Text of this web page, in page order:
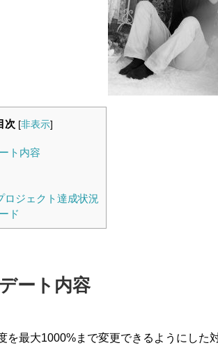
次 [非表示]
ト内容
ロジェクト達成状況
ド
ート内容
最大1000%まで変更できるようにした